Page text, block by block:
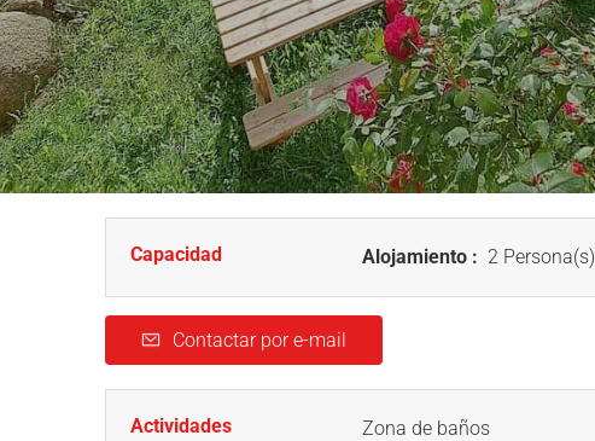
Capacidad Alojamiento : 2 Persona(s)
Contactar por e-mail
Actividades
Zona de baños